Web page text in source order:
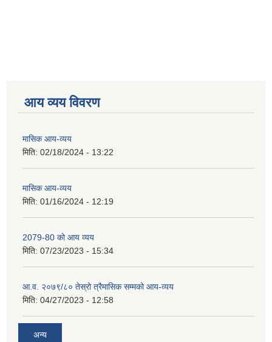
आय व्यय विवरण
मासिक आय-व्यय
मिति: 02/18/2024 - 13:22
मासिक आय-व्यय
मिति: 01/16/2024 - 12:19
2079-80 को आय व्यय
मिति: 07/23/2023 - 15:34
आ.व. २०७९/८० तेस्रो त्रैमासिक सम्मको आय-व्यय
मिति: 04/27/2023 - 12:58
अन्य